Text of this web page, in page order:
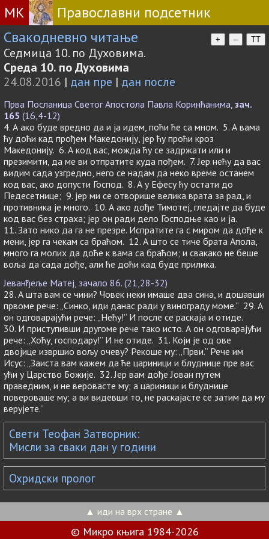
МК
Православни подсетник
Свакодневно читање
+ – TT
Седмица 10. по Духовима.
Среда 10. по Духовима
24.08.2016 | дан пре | дан после
Прва Посланица Светог Апостола Павла Коринћанима, зач.
165 (16,4-12)
4. А ако буде вредно да и ја идем, поћи ће са мном. 5. А вама
ћу доћи кад прођем Македонију, јер ћу проћи кроз
Македонију. 6. А код вас, можда ћу се задржати или и
презимити, да ме ви отпратите куда пођем. 7. Јер нећу да вас
видим сада узгредно, него се надам да неко време останем
код вас, ако допусти Господ. 8. А у Ефесу ћу остати до
Педесетнице; 9. јер ми се отворише велика врата за рад, и
противника је много. 10. А ако дође Тимотеј, гледајте да буде
код вас без страха; јер он ради дело Господње као и ја.
11. Зато нико да га не презре. Испратите га с миром да дође к
мени, јер га чекам са браћом. 12. А што се тиче брата Апола,
много га молих да доће к вама са браћом; и свакако не беше
воља да сада дође, али ће доћи кад буде прилика.
Јеванђеље Матеј, зачало 86. (21,28-32)
28. А шта вам се чини? Човек неки имаше два сина, и дошавши
првоме рече: „Синко, иди данас ради у винограду моме.” 29. А
он одговарајући рече: „Нећу!” И после се раскаја и отиде.
30. И приступивши другоме рече тако исто. А он одговарајући
рече: „Хоћу, господару!” И не отиде. 31. Који је од ове
двојице извршио вољу очеву? Рекоше му: „Први.” Рече им
Исус: „Заиста вам кажем да ће цариници и блуднице пре вас
ући у Царство Божије. 32. Јер вам дође Јован путем
праведним, и не веровасте му; а цариници и блуднице
повероваше му; а ви видевши то, не раскајасте се затим да му
верујете.”
Свети Теофан Затворник:
Мисли за сваки дан у години
Охридски пролог
▲ иди на врх стране ▲
© Микро књига 1984-2026